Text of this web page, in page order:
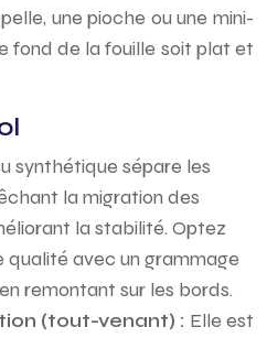
une pioche ou une mini-
fond de la fouille soit plat et
synthétique sépare les
la migration des
la stabilité. Optez
qualité avec un grammage
remontant sur les bords.
(tout-venant) : Elle est